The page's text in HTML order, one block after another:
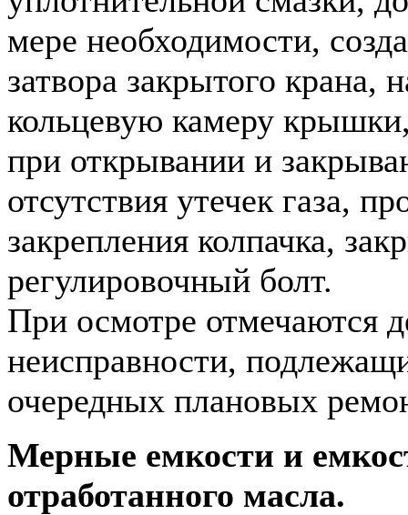
мере необходимости,
затвора закрытого крана,
кольцевую камеру
при открывании и
отсутствия утечек газа,
закрепления колпачка,
регулировочный болт.
При осмотре отмечаются
неисправности,
очередных плановых
Мерные емкости и
отработанного масла.